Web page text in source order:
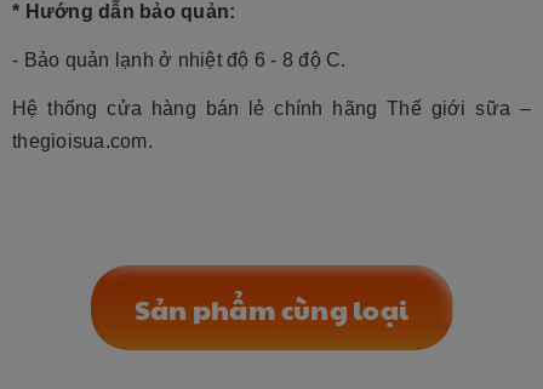
* Hướng dẫn bảo quản:
- Bảo quản lạnh ở nhiệt độ 6 - 8 độ C.
Hệ thống cửa hàng bán lẻ chính hãng Thế giới sữa –
thegioisua.com.
Sản phẩm cùng loại